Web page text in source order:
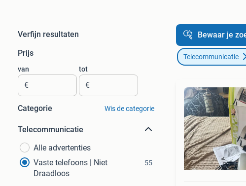
Verfijn resultaten
Prijs
van
€
tot
€
Categorie Wis de categorie
Telecommunicatie
Alle advertenties
Vaste telefoons | Niet
Draadloos
55
Bewaar je
Telecommunicatie